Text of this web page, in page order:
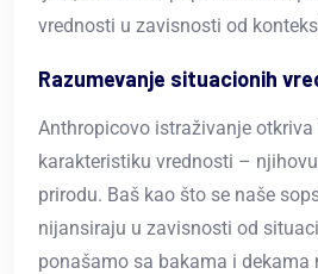
vrednosti u zavisnosti od
Razumevanje situacionih
Anthropicovo istraživanje
karakteristiku vrednosti –
prirodu. Baš kao što se naše
nijansiraju u zavisnosti od
ponašamo sa bakama i dekama